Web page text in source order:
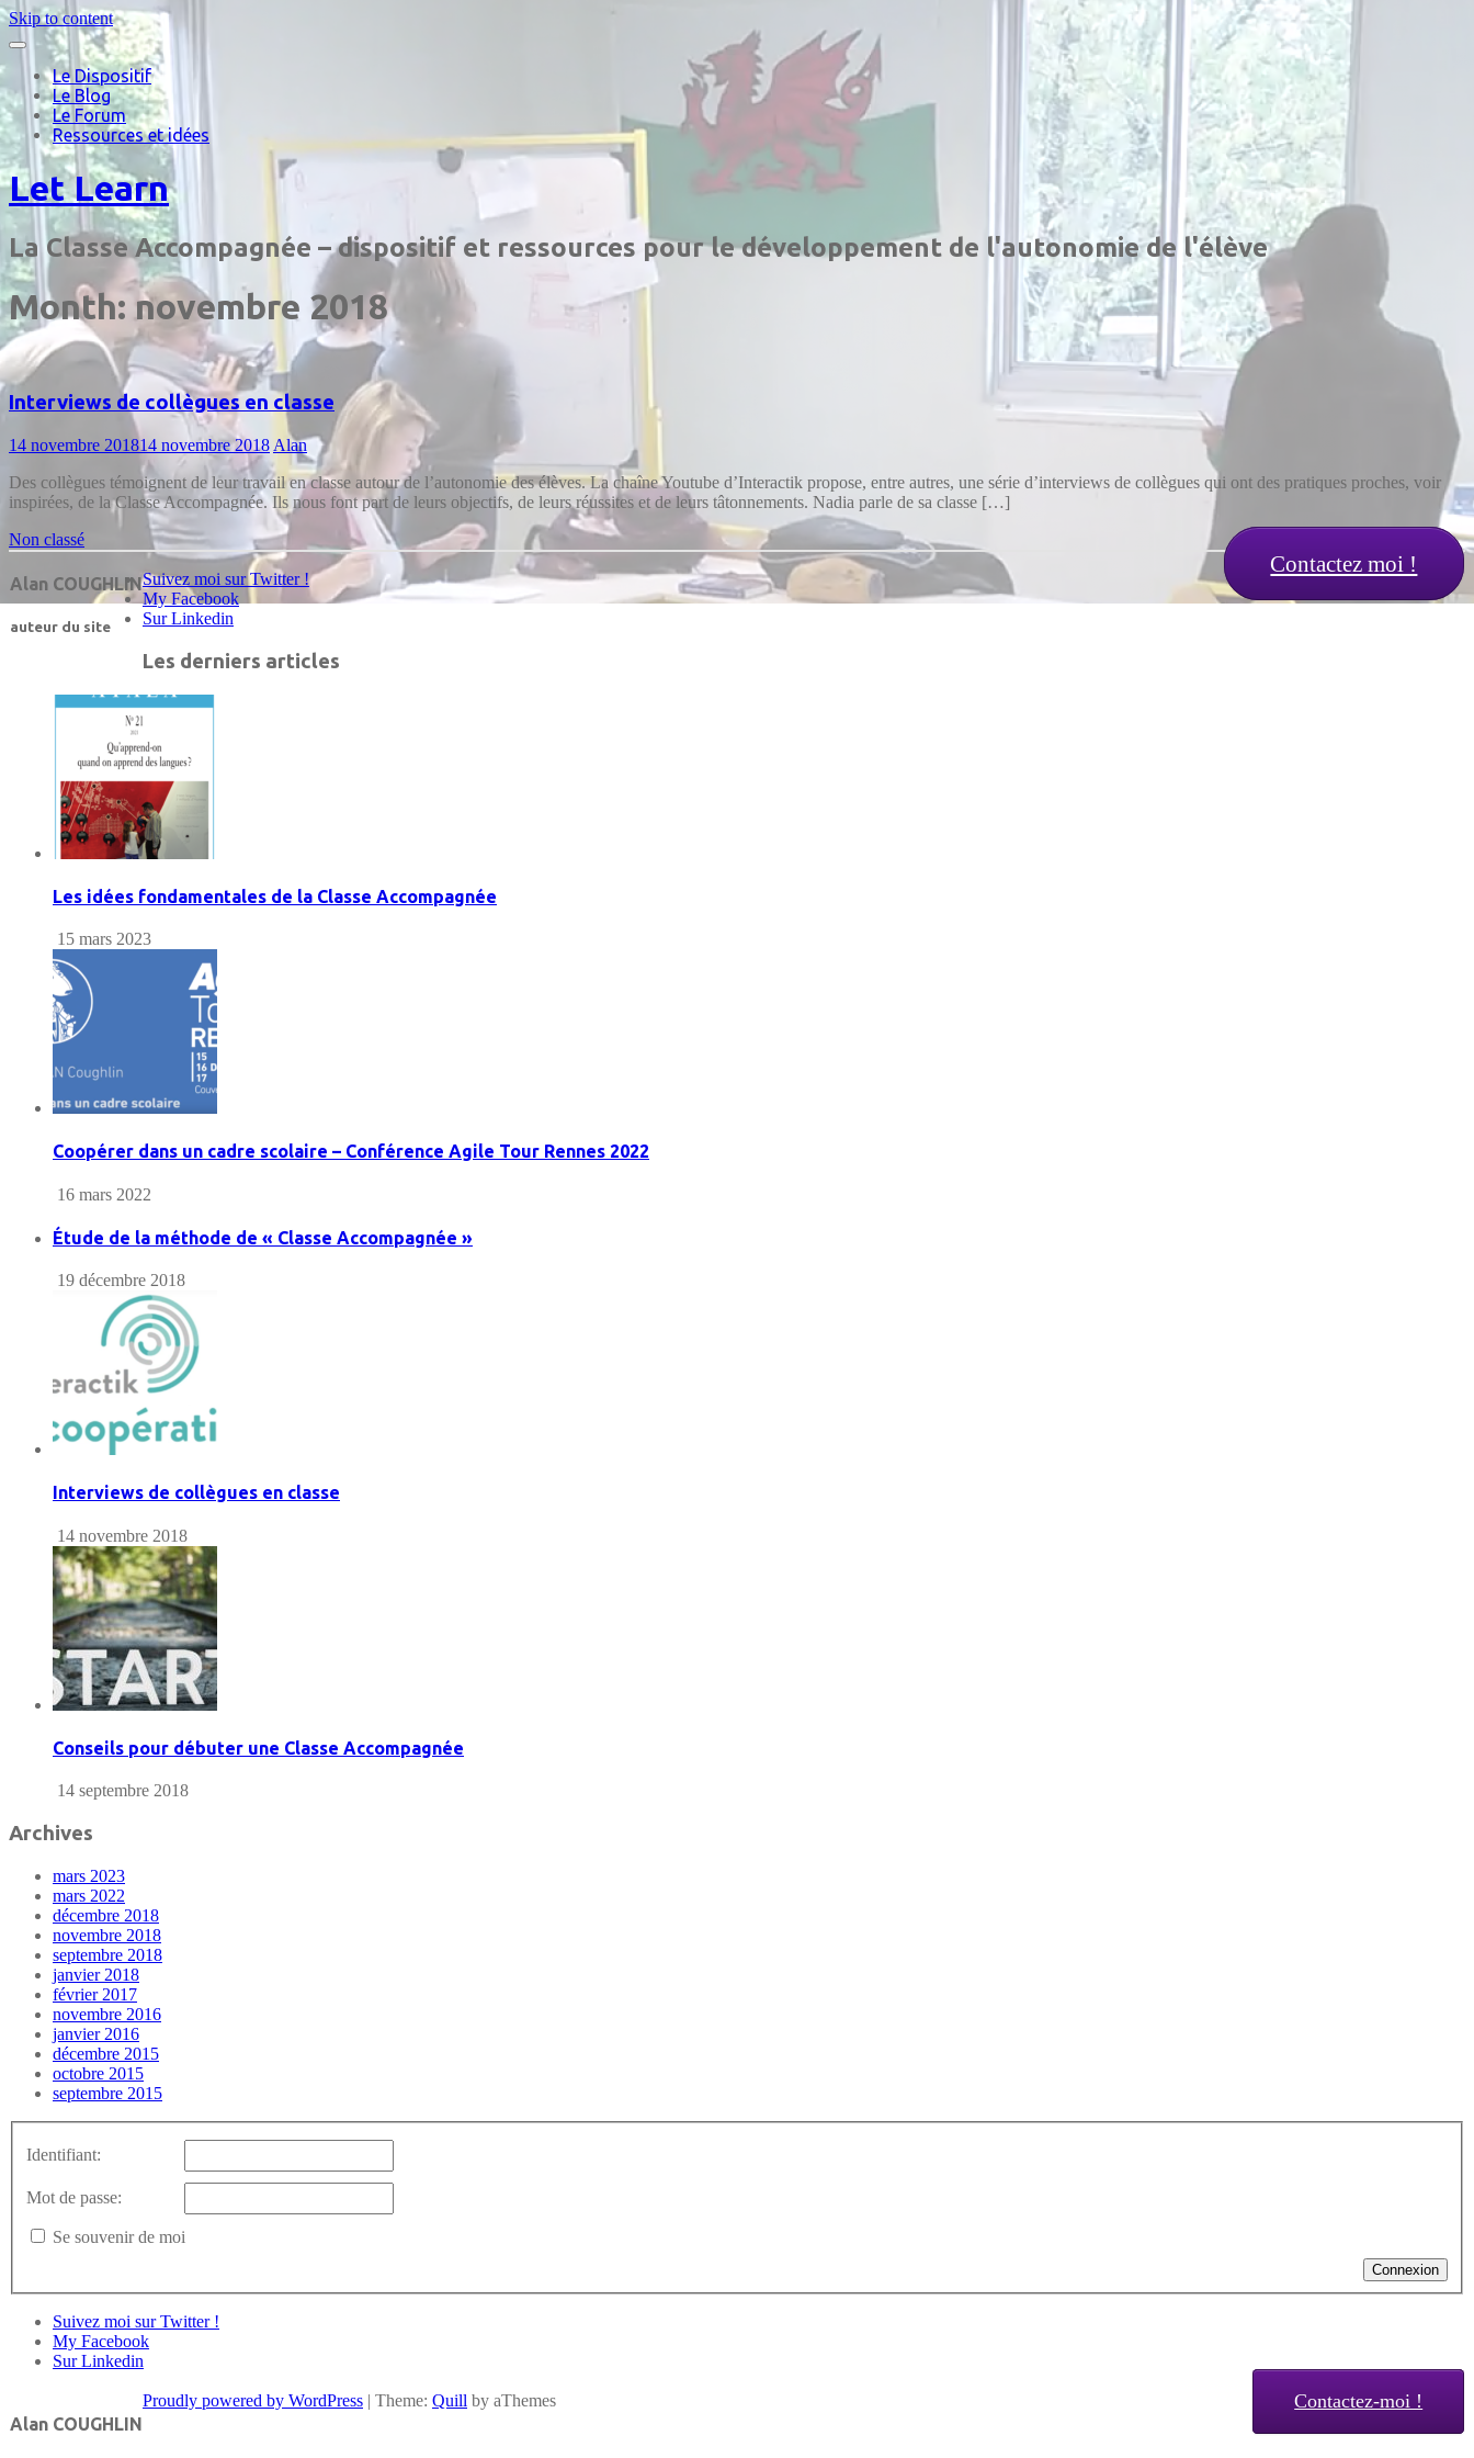
Skip to content
Le Dispositif
Le Blog
Le Forum
Ressources et idées
Let Learn
La Classe Accompagnée – dispositif et ressources pour le développement de l'autonomie de l'élève
Month: novembre 2018
Interviews de collègues en classe
14 novembre 201814 novembre 2018 Alan
Des collègues témoignent de leur travail en classe autour de l’autonomie des élèves. La chaîne Youtube d’Interactik propose, entre autres, une série d’interviews de collègues qui ont des pratiques proches, voir
inspirées, de la Classe Accompagnée. Ils nous font part de leurs objectifs, de leurs réussites et de leurs tâtonnements. Nadia parle de sa classe […]
Non classé
Alan COUGHLIN
auteur du site
Contactez moi !
Suivez moi sur Twitter !
My Facebook
Sur Linkedin
Les derniers articles
Les idées fondamentales de la Classe Accompagnée
15 mars 2023
Coopérer dans un cadre scolaire – Conférence Agile Tour Rennes 2022
16 mars 2022
Étude de la méthode de « Classe Accompagnée »
19 décembre 2018
Interviews de collègues en classe
14 novembre 2018
Conseils pour débuter une Classe Accompagnée
14 septembre 2018
Archives
mars 2023
mars 2022
décembre 2018
novembre 2018
septembre 2018
janvier 2018
février 2017
novembre 2016
janvier 2016
décembre 2015
octobre 2015
septembre 2015
Identifiant:
Mot de passe:
Se souvenir de moi
Connexion
Suivez moi sur Twitter !
My Facebook
Sur Linkedin
Alan COUGHLIN
Contactez-moi !
Proudly powered by WordPress | Theme: Quill by aThemes